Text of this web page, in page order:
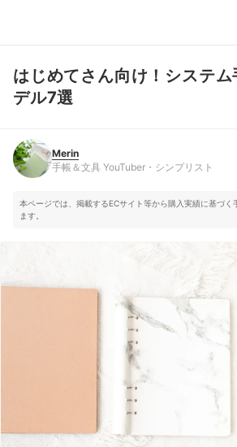
Merin
手帳＆文具 YouTuber・シンプリスト
はじめてさん向け！システ
デル7選
Merin
手帳＆文具 YouTuber・シンプリスト
本ページでは、掲載するECサイト等から購入実績に基づく
ます。